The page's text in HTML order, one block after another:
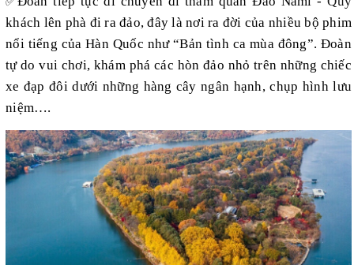
khách lên phà đi ra đảo, đây là nơi ra đời của nhiều bộ phim
nổi tiếng của Hàn Quốc như “Bản tình ca mùa đông”. Đoàn
tự do vui chơi, khám phá các hòn đảo nhỏ trên những chiếc
xe đạp đôi dưới những hàng cây ngân hạnh, chụp hình lưu
niệm….